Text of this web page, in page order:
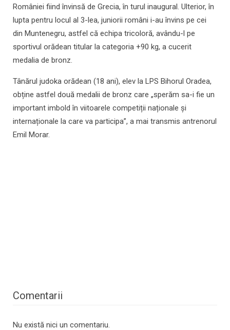
României fiind învinsă de Grecia, în turul inaugural. Ulterior, în
lupta pentru locul al 3-lea, juniorii români i-au învins pe cei
din Muntenegru, astfel că echipa tricoloră, avându-l pe
sportivul orădean titular la categoria +90 kg, a cucerit
medalia de bronz.
Tânărul judoka orădean (18 ani), elev la LPS Bihorul Oradea,
obține astfel două medalii de bronz care „sperăm sa-i fie un
important imbold în viitoarele competiții naționale și
internaționale la care va participa”, a mai transmis antrenorul
Emil Morar.
Comentarii
Nu există nici un comentariu.